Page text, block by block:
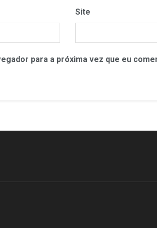
Site
para a próxima vez que eu